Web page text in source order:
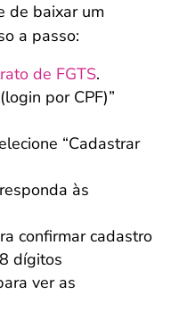
de baixar um
a passo:
de FGTS.
por CPF)”
“Cadastrar
às
confirmar cadastro
dígitos
ver as